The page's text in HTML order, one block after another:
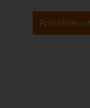
Prohlédnout